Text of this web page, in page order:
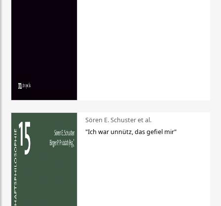
Sören E. Schuster et al.
"Ich war unnütz, das gefiel mir"